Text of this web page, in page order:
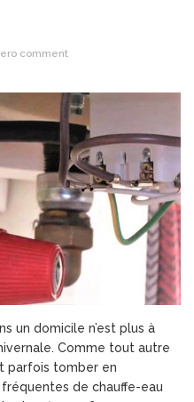
les
la
se porte-
?
de la
et de
Bonnes
comment
un domicile n’est plus à
Comme tout autre
parfois tomber en
de chauffe-eau